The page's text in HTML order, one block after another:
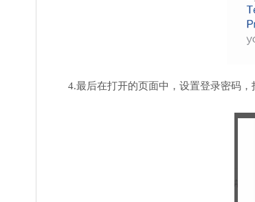
4.最后在打开的页面中，设置登录密码，